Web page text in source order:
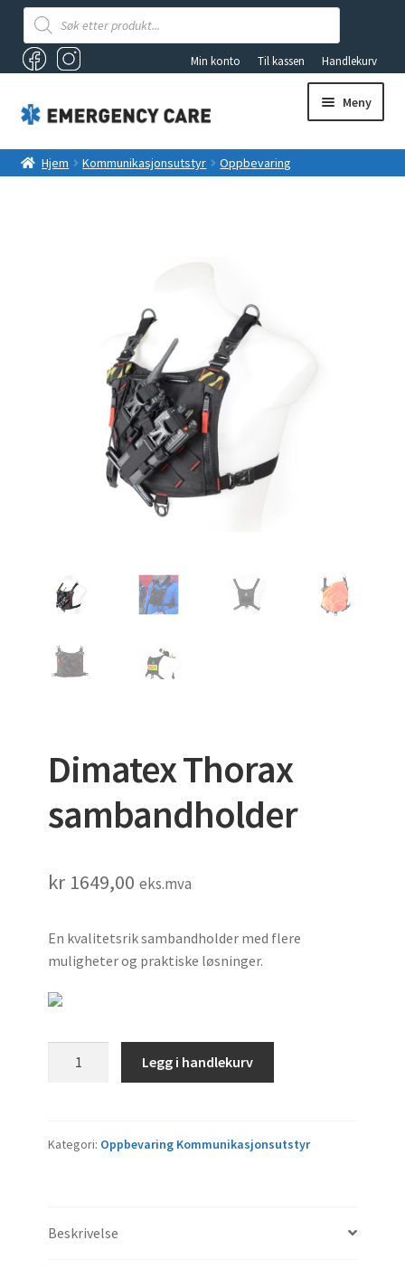
Products
search
Min konto Til kassen Handlekurv
Meny
AKUTTSEKKER OG FØRSTEHJELPSBAGER
VAKUUMMADRASSER
Hjem Kommunikasjonsutstyr
Oppbevaring
Dimatex Thorax
sambandholder
kr1649,00 eks.mva
En kvalitetsrik sambandholder med flere
muligheter og praktiske løsninger.
Legg i handlekurv
Kategori: Oppbevaring Kommunikasjonsutstyr
Beskrivelse